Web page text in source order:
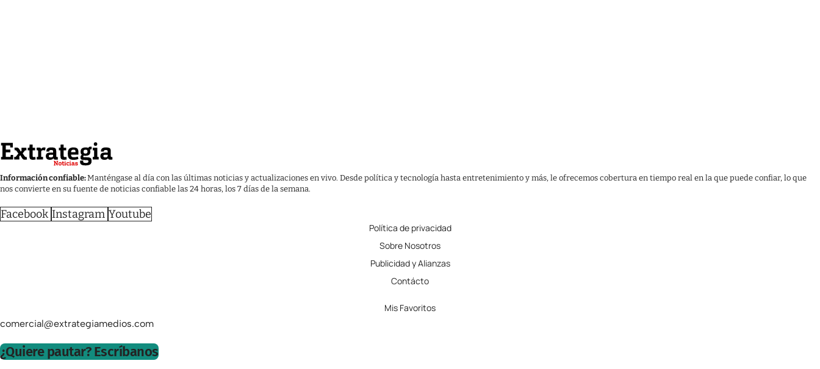
Información confiable:Manténgase al día con las últimas noticias y actualizaciones en vivo. Desde política y tecnología hasta entretenimiento y más, le ofrecemos cobertura en tiempo real en la que puede confiar, lo que
nos convierte en su fuente de noticias confiable las 24 horas, los 7 días de la semana.
Facebook Instagram Youtube
Política de privacidad
Sobre Nosotros
Publicidad y Alianzas
Contácto
Mis Favoritos
comercial@extrategiamedios.com
¿Quiere pautar? Escríbanos